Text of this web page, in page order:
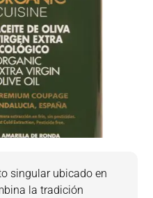
singular ubicado en
la tradición